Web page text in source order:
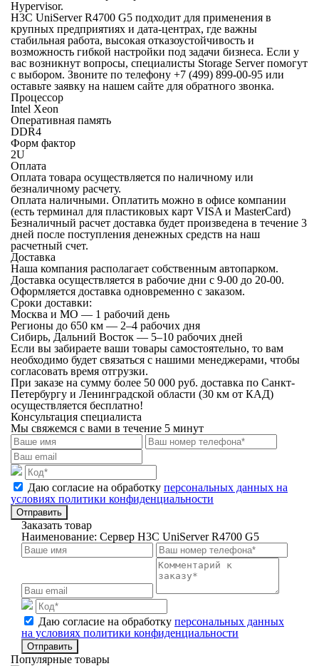
Hypervisor.
H3C UniServer R4700 G5 подходит для применения в
крупных предприятиях и дата-центрах, где важны
стабильная работа, высокая отказоустойчивость и
возможность гибкой настройки под задачи бизнеса. Если у
вас возникнут вопросы, специалисты Storage Server помогут
с выбором. Звоните по телефону +7 (499) 899-00-95 или
оставьте заявку на нашем сайте для обратного звонка.
Процессор
Intel Xeon
Оперативная память
DDR4
Форм фактор
2U
Оплата
Оплата товара осуществляется по наличному или
безналичному расчету.
Оплата наличными. Оплатить можно в офисе компании
(есть терминал для пластиковых карт VISA и MasterCard)
Безналичный расчет доставка будет произведена в течение 3
дней после поступления денежных средств на наш
расчетный счет.
Доставка
Наша компания располагает собственным автопарком.
Доставка осуществляется в рабочие дни с 9-00 до 20-00.
Оформляется доставка одновременно с заказом.
Сроки доставки:
Москва и МО — 1 рабочий день
Регионы до 650 км — 2–4 рабочих дня
Сибирь, Дальний Восток — 5–10 рабочих дней
Если вы забираете ваши товары самостоятельно, то вам
необходимо будет связаться с нашими менеджерами, чтобы
согласовать время отгрузки.
При заказе на сумму более 50 000 руб. доставка по Санкт-
Петербургу и Ленинградской области (30 км от КАД)
осуществляется бесплатно!
Консультация специалиста
Мы свяжемся с вами в течение 5 минут
Даю согласие на обработку персональных данных на
условиях политики конфиденциальности
Отправить
Заказать товар
Наименование: Сервер H3C UniServer R4700 G5
Даю согласие на обработку персональных данных
на условиях политики конфиденциальности
Отправить
Популярные товары